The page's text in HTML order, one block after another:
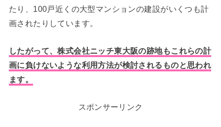
たり、100戸近くの大型マンションの建設がいくつも計
画されたりしています。
したがって、株式会社ニッチ東大阪の跡地もこれらの計
画に負けないような利用方法が検討されるものと思われ
ます。
スポンサーリンク